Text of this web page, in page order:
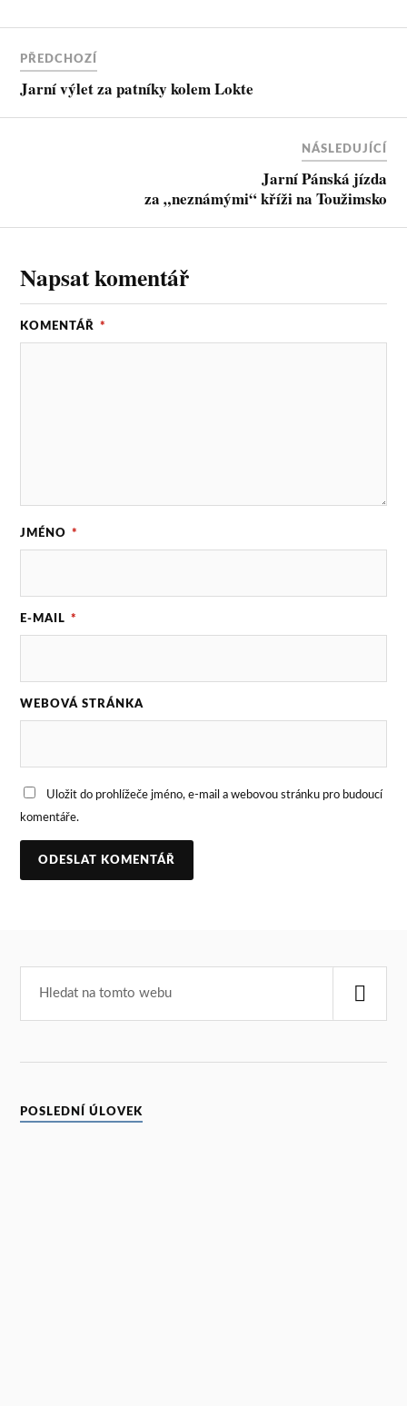
k
rPŘEDCHOZÍ
Jarní výlet za patníky kolem Lokte
NÁSLEDUJÍCÍ
Jarní Pánská jízda
za „neznámými“ kříži na Toužimsko
Napsat komentář
KOMENTÁŘ *
JMÉNO *
E-MAIL *
WEBOVÁ STRÁNKA
Uložit do prohlížeče jméno, e-mail a webovou stránku pro budoucí
komentáře.
POSLEDNÍ ÚLOVEK